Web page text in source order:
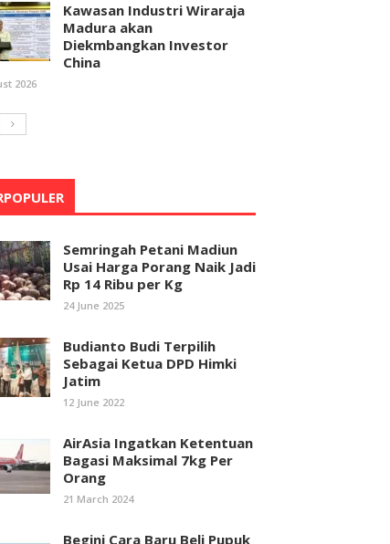
Kawasan Industri Wiraraja
Madura akan
Diekmbangkan Investor
China
2026
Semringah Petani Madiun
Usai Harga Porang Naik Jadi
Rp 14 Ribu per Kg
24 June 2025
Budianto Budi Terpilih
Sebagai Ketua DPD Himki
Jatim
12 June 2022
AirAsia Ingatkan Ketentuan
Bagasi Maksimal 7kg Per
Orang
21 March 2024
Begini Cara Baru Beli Pupuk